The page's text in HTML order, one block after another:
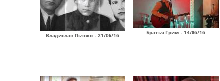
Владислав Пьявко - 21/06/16 Братья Грим - 14/06/16